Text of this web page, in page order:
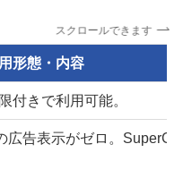
スクロールできます
形態・内容
付きで利用可能。
広告表示がゼロ。